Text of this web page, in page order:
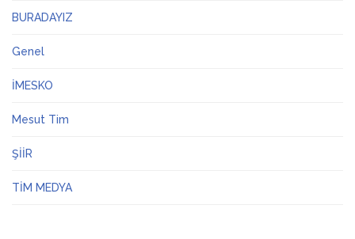
BURADAYIZ
Genel
İMESKO
Mesut Tim
ŞİİR
TİM MEDYA